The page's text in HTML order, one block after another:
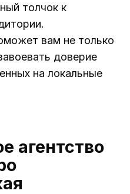
толчок к
вам не только
доверие
на локальные
агентство